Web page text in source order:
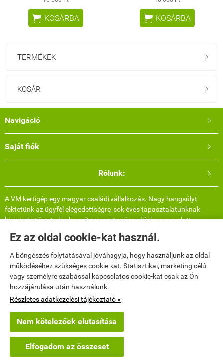
Ez az oldal cookie-kat használ.
A böngészés folytatásával jóváhagyja, hogy használjunk az oldal
működéséhez szükséges cookie-kat. Statisztikai, marketing célú
vagy személyre szabással kapcsolatos cookie-kat csak az Ön
hozzájárulása után használunk.
Részletes adatkezelési tájékoztató »
Nem kötelezőek elutasítása
Elfogadom az összeset
 KOSÁRBA  KOSÁRBA
TERMÉKEK 
KOSÁR 
Navigáció 
Saját fiók 
Rólunk: 
A VM kertigép egy magyar családi vállalkozás. Nagy hangsúlyt
fektetünk az ügyfél elégedettségre, sok éves tapasztalatunknak
köszönhetően tudunk segíteni szaktanácsadásban, az adott
képpel. Telefonos elérhetőségünkön hétvégén is lehet érdeklődni.
Valós, saját árukészlettel rendelkezünk így nincs meglepetés, azt
küldjük ami a képen van (ellenkező esetben mindenképpen
egyeztetünk).
Elérhetőségek
Webáruház készítés